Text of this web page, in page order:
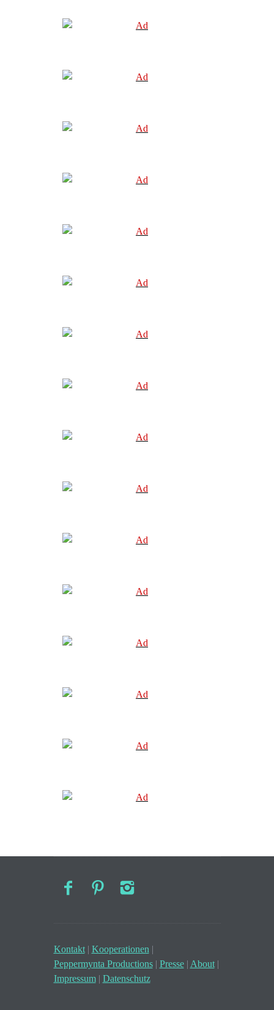
Kontakt| Kooperationen |
Peppermynta Productions| Presse| About|
Impressum| Datenschutz